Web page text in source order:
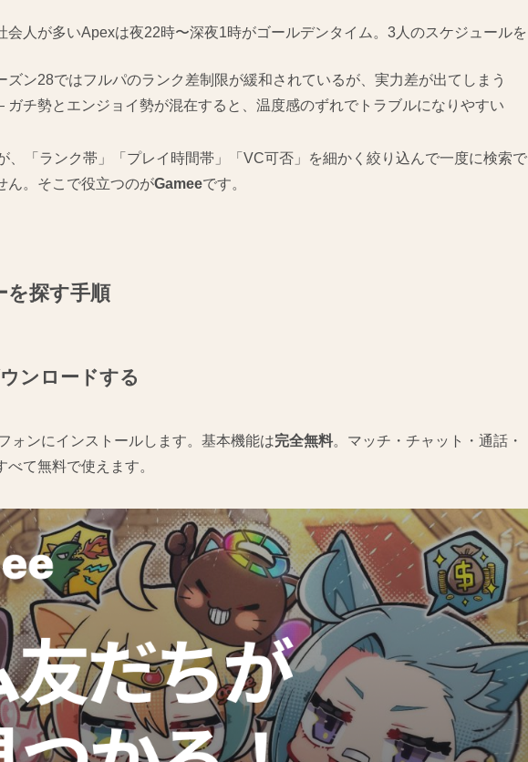
人が多いApexは夜22時〜深夜1時がゴールデンタイム。3人のスケジュールを
ン28ではフルパのランク差制限が緩和されているが、実力差が出てしまう
チ勢とエンジョイ勢が混在すると、温度感のずれでトラブルになりやすい
、「ランク帯」「プレイ時間帯」「VC可否」を細かく絞り込んで一度に検索で
ん。そこで役立つのがGameeです。
を探す手順
ンロードする
ォンにインストールします。基本機能は完全無料。マッチ・チャット・通話・
て無料で使えます。